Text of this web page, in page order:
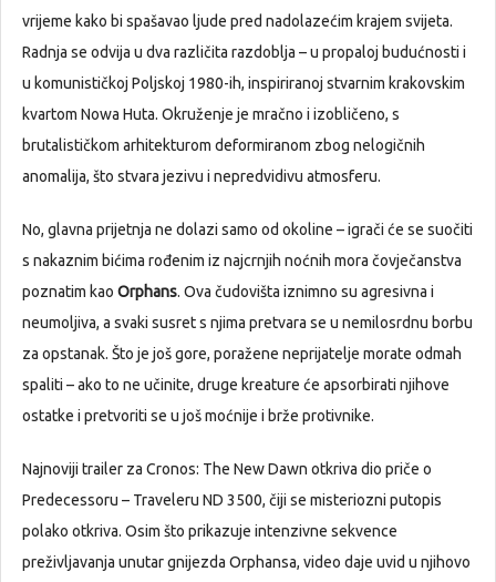
vrijeme kako bi spašavao ljude pred nadolazećim krajem svijeta.
Radnja se odvija u dva različita razdoblja – u propaloj budućnosti i
u komunističkoj Poljskoj 1980-ih, inspiriranoj stvarnim krakovskim
kvartom Nowa Huta. Okruženje je mračno i izobličeno, s
brutalističkom arhitekturom deformiranom zbog nelogičnih
anomalija, što stvara jezivu i nepredvidivu atmosferu.
No, glavna prijetnja ne dolazi samo od okoline – igrači će se suočiti
s nakaznim bićima rođenim iz najcrnjih noćnih mora čovječanstva
poznatim kao Orphans. Ova čudovišta iznimno su agresivna i
neumoljiva, a svaki susret s njima pretvara se u nemilosrdnu borbu
za opstanak. Što je još gore, poražene neprijatelje morate odmah
spaliti – ako to ne učinite, druge kreature će apsorbirati njihove
ostatke i pretvoriti se u još moćnije i brže protivnike.
Najnoviji trailer za Cronos: The New Dawn otkriva dio priče o
Predecessoru – Traveleru ND 3500, čiji se misteriozni putopis
polako otkriva. Osim što prikazuje intenzivne sekvence
preživljavanja unutar gnijezda Orphansa, video daje uvid u njihovo